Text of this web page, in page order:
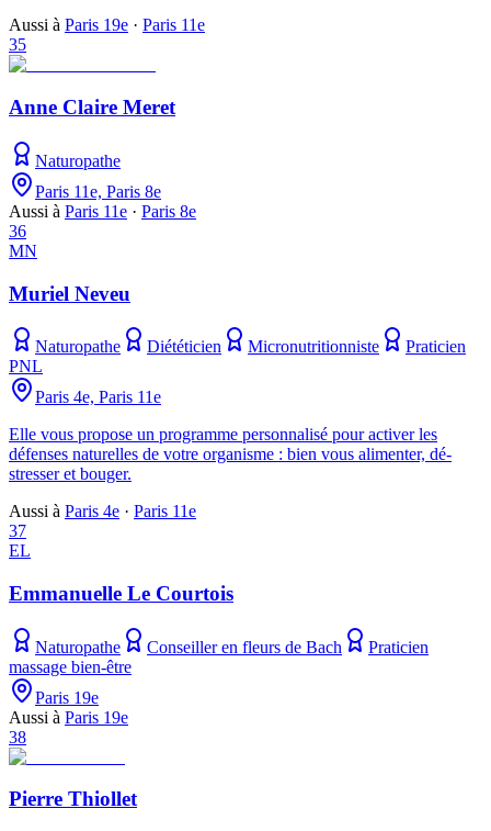
Aussi à Paris 19e · Paris 11e
35
Anne Claire Meret
Naturopathe
Paris 11e, Paris 8e
Aussi à Paris 11e · Paris 8e
36
MN
Muriel Neveu
Naturopathe Diététicien Micronutritionniste
Praticien
PNL
Paris 4e, Paris 11e
Elle vous propose un programme personnalisé pour activer les
défenses naturelles de votre organisme : bien vous alimenter, dé-
stresser et bouger.
Aussi à Paris 4e · Paris 11e
37
EL
Emmanuelle Le Courtois
Naturopathe Conseiller en fleurs de Bach
Praticien
massage bien-être
Paris 19e
Aussi à Paris 19e
38
Pierre Thiollet